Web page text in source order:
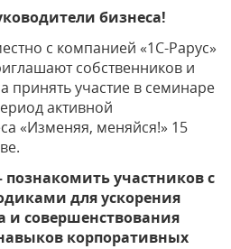
бизнеса!
с компанией «1С-Рарус»
собственников и
принять участие в семинаре
активной
«Изменяя, меняйся!» 15
участников с
для ускорения
и совершенствования
корпоративных